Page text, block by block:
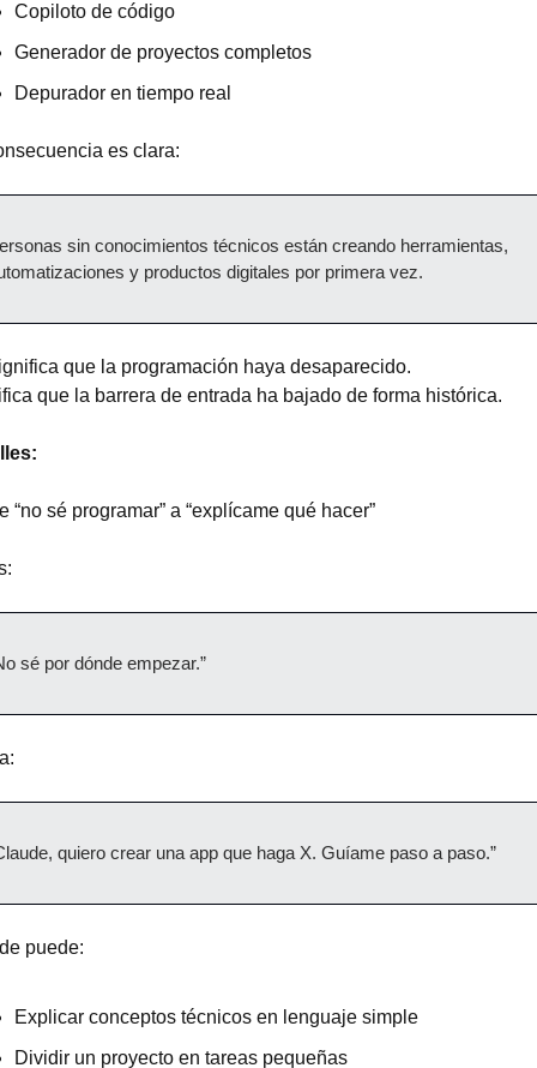
Copiloto de código
Generador de proyectos completos
Depurador en tiempo real
es clara:
sin conocimientos técnicos están creando herramientas,
y productos digitales por primera vez.
que la programación haya desaparecido.
que la barrera de entrada ha bajado de forma histórica.
“no sé programar” a “explícame qué hacer”
sé por dónde empezar.”
quiero crear una app que haga X. Guíame paso a paso.”
puede:
Explicar conceptos técnicos en lenguaje simple
Dividir un proyecto en tareas pequeñas